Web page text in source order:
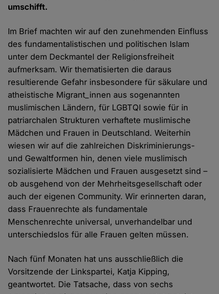
umschifft.
Im Brief machten wir auf den zunehmenden Einfluss
des fundamentalistischen und politischen Islam
unter dem Deckmantel der Religionsfreiheit
aufmerksam. Wir thematisierten die daraus
resultierende Gefahr insbesondere für säkulare und
atheistische Migrant_innen aus sogenannten
muslimischen Ländern, für LGBTQI sowie für in
patriarchalen Strukturen verhaftete muslimische
Mädchen und Frauen in Deutschland. Weiterhin
wiesen wir auf die zahlreichen Diskriminierungs-
und Gewaltformen hin, denen viele muslimisch
sozialisierte Mädchen und Frauen ausgesetzt sind –
ob ausgehend von der Mehrheitsgesellschaft oder
auch der eigenen Community. Wir erinnerten daran,
dass Frauenrechte als fundamentale
Menschenrechte universal, unverhandelbar und
unterschiedslos für alle Frauen gelten müssen.
Nach fünf Monaten hat uns ausschließlich die
Vorsitzende der Linkspartei, Katja Kipping,
geantwortet. Die Tatsache, dass von sechs